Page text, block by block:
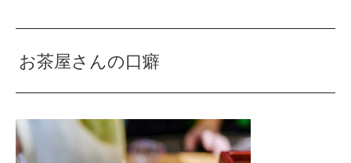
お茶屋さんの口癖